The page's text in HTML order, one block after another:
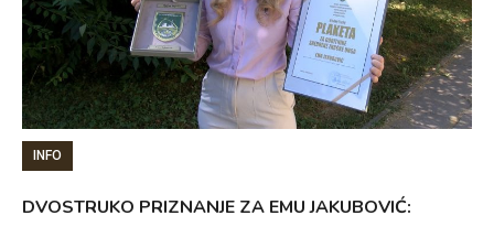
INFO
DVOSTRUKO PRIZNANJE ZA EMU JAKUBOVIĆ: